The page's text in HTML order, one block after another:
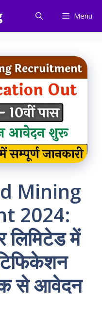
Menu
Mining
2024:
लिमिटेड में
से आवेदन